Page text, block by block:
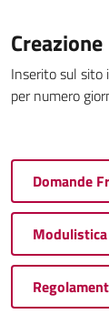
Creazione
Inserito sul sito
per numero
Domande
Modulistica